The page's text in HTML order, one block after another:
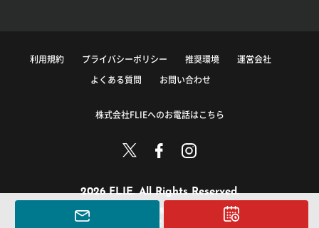
利用規約 プライバシーポリシー 推奨環境 運営会社
よくある質問 お問い合わせ
株式会社FLIEへのお電話はこちら
2026 FLIE. All Rights Reserved.
このサイトに掲載している情報の無断転載を禁止します。
著作権は株式会社FLIEまたはその情報提供者に帰属します。